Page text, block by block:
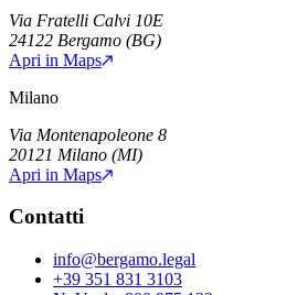
Via Fratelli Calvi 10E
24122 Bergamo (BG)
Apri in Maps
Milano
Via Montenapoleone 8
20121 Milano (MI)
Apri in Maps
Contatti
info@bergamo.legal
+39 351 831 3103